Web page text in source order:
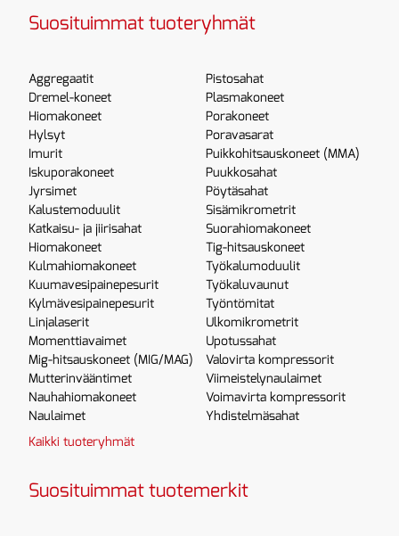
Suosituimmat tuoteryhmät
Aggregaatit
Dremel-koneet
Hiomakoneet
Hylsyt
Imurit
Iskuporakoneet
Jyrsimet
Kalustemoduulit
Katkaisu- ja jiirisahat
Hiomakoneet
Kulmahiomakoneet
Kuumavesipainepesurit
Kylmävesipainepesurit
Linjalaserit
Momenttiavaimet
Mig-hitsauskoneet (MIG/MAG)
Mutterinvääntimet
Nauhahiomakoneet
Naulaimet
Pistosahat
Plasmakoneet
Porakoneet
Poravasarat
Puikkohitsauskoneet (MMA)
Puukkosahat
Pöytäsahat
Sisämikrometrit
Suorahiomakoneet
Tig-hitsauskoneet
Työkalumoduulit
Työkaluvaunut
Työntömitat
Ulkomikrometrit
Upotussahat
Valovirta kompressorit
Viimeistelynaulaimet
Voimavirta kompressorit
Yhdistelmäsahat
Kaikki tuoteryhmät
Suosituimmat tuotemerkit